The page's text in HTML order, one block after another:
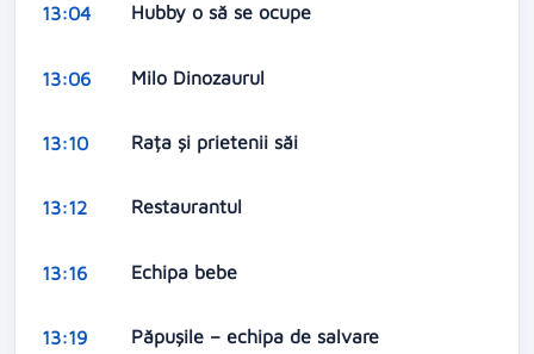
13:04 Hubby o să se ocupe
13:06 Milo Dinozaurul
13:10 Rața și prietenii săi
13:12 Restaurantul
13:16 Echipa bebe
13:19 Păpușile – echipa de salvare